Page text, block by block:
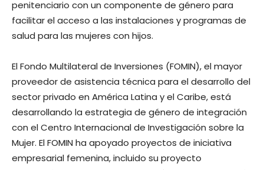
penitenciario con un componente de género para
facilitar el acceso a las instalaciones y programas de
salud para las mujeres con hijos.
El Fondo Multilateral de Inversiones (FOMIN), el mayor
proveedor de asistencia técnica para el desarrollo del
sector privado en América Latina y el Caribe, está
desarrollando la estrategia de género de integración
con el Centro Internacional de Investigación sobre la
Mujer. El FOMIN ha apoyado proyectos de iniciativa
empresarial femenina, incluido su proyecto